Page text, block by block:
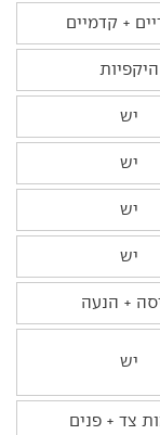
+ קדמיים
היקפיות
יש
יש
יש
יש
+ הנעה
יש
צד + פנים